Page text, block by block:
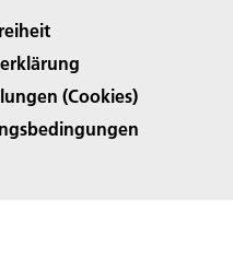
(Cookies)